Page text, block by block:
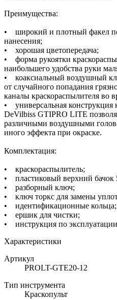
Преимущества:
• широкий и плотный факел
нанесения;
• хорошая цветопередача;
• форма рукоятки
наибольшего удобства руки
• коаксиальный воздушный
от случайного попадания
каналы краскораспылителя во
• универсальная конструкция
DeVilbiss GTIPRO LITE
различными воздушными
иного эффекта при окраске.
Комплектация:
• краскораспылитель;
• пластиковый верхний бачок
• разборный ключ;
• ключ торкс для замены
• идентификационные кольца;
• ершик для чистки;
• инструкция по
Характеристики
Артикул
PROLT-GTE20-12
Тип инструмента
Краскопульт